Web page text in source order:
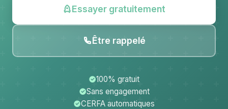
Essayer gratuitement
Être rappelé
100% gratuit
Sans engagement
CERFA automatiques